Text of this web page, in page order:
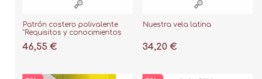
Patrón costero polivalente
"Requisitos y conocimientos
46,55 €
Nuestra vela latina
34,20 €